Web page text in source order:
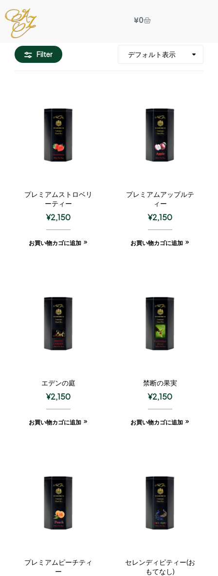
¥0
Filter
プレミアムストロベリ
ーティー
¥2,150
お買い物カゴに追加
プレミアムアップルテ
ィー
¥2,150
お買い物カゴに追加
エデンの庭
¥2,150
お買い物カゴに追加
禁断の果実
¥2,150
お買い物カゴに追加
プレミアムピーチティ
ー
セレンディピティー(お
もてなし)